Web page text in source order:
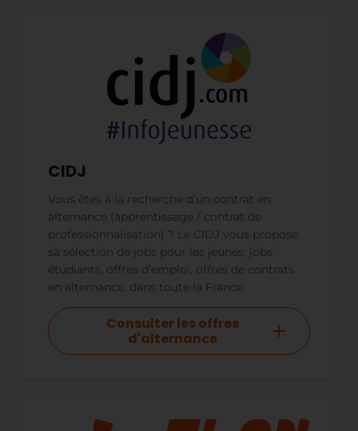
CIDJ
Vous êtes à la recherche d’un contrat en
alternance (apprentissage / contrat de
professionnalisation) ? Le CIDJ vous propose
sa sélection de jobs pour les jeunes, jobs
étudiants, offres d’emploi, offres de contrats
en alternance, dans toute la France.
Consulter les offres
d'alternance